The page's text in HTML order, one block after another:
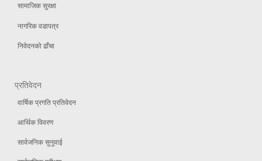
सामाजिक सुरक्षा
नागरिक वडापत्र
निवेदनको ढाँचा
प्रतिवेदन
वार्षिक प्रगति प्रतिवेदन
आर्थिक विवरण
सार्वजनिक सुनुवाई